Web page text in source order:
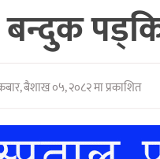
बैशाख ०५, २०८२ मा प्रकाशित